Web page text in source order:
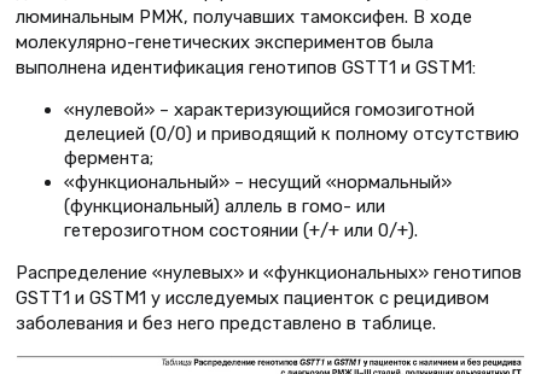
люминальным РМЖ, получавших тамоксифен. В ходе
молекулярно-генетических экспериментов была
выполнена идентификация генотипов GSTT1 и GSTM1:
«нулевой» – характеризующийся гомозиготной
делецией (0/0) и приводящий к полному отсутствию
фермента;
«функциональный» – несущий «нормальный»
(функциональный) аллель в гомо- или
гетерозиготном состоянии (+/+ или 0/+).
Распределение «нулевых» и «функциональных» генотипов
GSTT1 и GSTM1 у исследуемых пациенток с рецидивом
заболевания и без него представлено в таблице.